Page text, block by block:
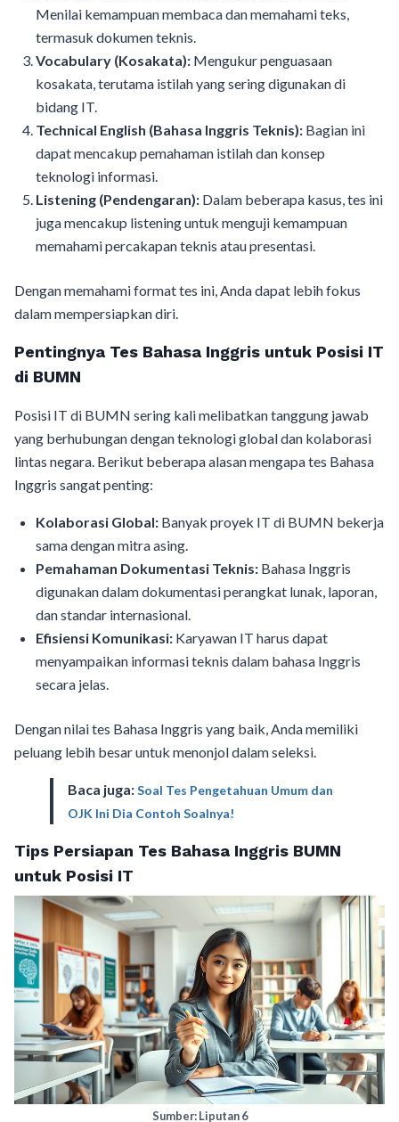
Menilai kemampuan membaca dan memahami teks,
termasuk dokumen teknis.
Vocabulary (Kosakata): Mengukur penguasaan
kosakata, terutama istilah yang sering digunakan di
bidang IT.
Technical English (Bahasa Inggris Teknis): Bagian ini
dapat mencakup pemahaman istilah dan konsep
teknologi informasi.
Listening (Pendengaran): Dalam beberapa kasus, tes ini
juga mencakup listening untuk menguji kemampuan
memahami percakapan teknis atau presentasi.
Dengan memahami format tes ini, Anda dapat lebih fokus
dalam mempersiapkan diri.
Pentingnya Tes Bahasa Inggris untuk Posisi IT
di BUMN
Posisi IT di BUMN sering kali melibatkan tanggung jawab
yang berhubungan dengan teknologi global dan kolaborasi
lintas negara. Berikut beberapa alasan mengapa tes Bahasa
Inggris sangat penting:
Kolaborasi Global: Banyak proyek IT di BUMN bekerja
sama dengan mitra asing.
Pemahaman Dokumentasi Teknis: Bahasa Inggris
digunakan dalam dokumentasi perangkat lunak, laporan,
dan standar internasional.
Efisiensi Komunikasi: Karyawan IT harus dapat
menyampaikan informasi teknis dalam bahasa Inggris
secara jelas.
Dengan nilai tes Bahasa Inggris yang baik, Anda memiliki
peluang lebih besar untuk menonjol dalam seleksi.
Baca juga:Soal Tes Pengetahuan Umum dan
OJK Ini Dia Contoh Soalnya!
Tips Persiapan Tes Bahasa Inggris BUMN
untuk Posisi IT
Sumber: Liputan 6